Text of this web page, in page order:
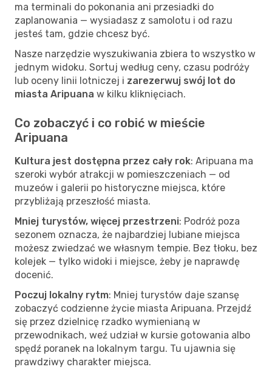
ma terminali do pokonania ani przesiadki do
zaplanowania — wysiadasz z samolotu i od razu
jesteś tam, gdzie chcesz być.
Nasze narzędzie wyszukiwania zbiera to wszystko w
jednym widoku. Sortuj według ceny, czasu podróży
lub oceny linii lotniczej i zarezerwuj swój lot do
miasta Aripuana w kilku kliknięciach.
Co zobaczyć i co robić w mieście
Aripuana
Kultura jest dostępna przez cały rok: Aripuana ma
szeroki wybór atrakcji w pomieszczeniach — od
muzeów i galerii po historyczne miejsca, które
przybliżają przeszłość miasta.
Mniej turystów, więcej przestrzeni: Podróż poza
sezonem oznacza, że najbardziej lubiane miejsca
możesz zwiedzać we własnym tempie. Bez tłoku, bez
kolejek — tylko widoki i miejsce, żeby je naprawdę
docenić.
Poczuj lokalny rytm: Mniej turystów daje szansę
zobaczyć codzienne życie miasta Aripuana. Przejdź
się przez dzielnicę rzadko wymienianą w
przewodnikach, weź udział w kursie gotowania albo
spędź poranek na lokalnym targu. Tu ujawnia się
prawdziwy charakter miejsca.